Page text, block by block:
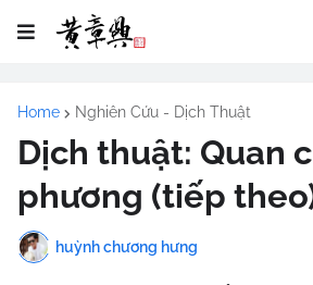
Home Nghiên Cứu - Dịch Thuật
Dịch thuật: Quan
phương (tiếp
huỳnh chương hưng